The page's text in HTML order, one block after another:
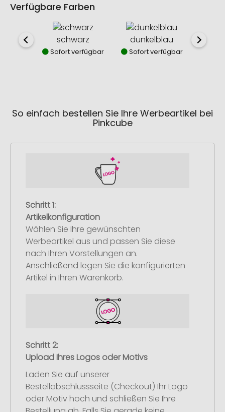
Verfügbare Farben
schwarz
Sofort verfügbar
dunkelblau
Sofort verfügbar
So einfach bestellen Sie Ihre Werbeartikel bei
Pinkcube
Schritt 1:
Artikelkonfiguration
Wählen Sie Ihre gewünschten
Werbeartikel aus und passen Sie diese
nach Ihren Vorstellungen an.
Anschließend legen Sie die konfigurierten
Artikel in Ihren Warenkorb.
Schritt 2:
Upload Ihres Logos oder Motivs
Laden Sie auf unserer
Bestellabschlussseite (Checkout) Ihr Logo
oder Motiv hoch und schließen Sie Ihre